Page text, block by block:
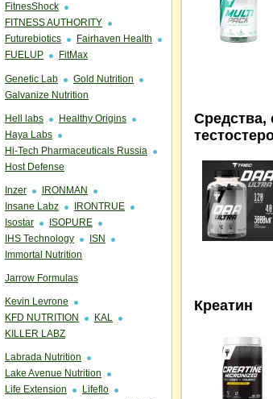
FitnesShock
FITNESS AUTHORITY
Futurebiotics
Fairhaven Health
FUELUP
FitMax
Genetic Lab
Gold Nutrition
Galvanize Nutrition
Hell labs
Healthy Origins
Haya Labs
Hi-Tech Pharmaceuticals Russia
Host Defense
Inzer
IRONMAN
Insane Labz
IRONTRUE
Isostar
ISOPURE
IHS Technology
ISN
Immortal Nutrition
Jarrow Formulas
Kevin Levrone
KFD NUTRITION
KAL
KILLER LABZ
Labrada Nutrition
Lake Avenue Nutrition
Life Extension
Lifeflo
Креатин